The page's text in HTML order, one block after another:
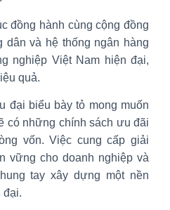
đồng hành cùng cộng đồng
và hệ thống ngân hàng
nghiệp Việt Nam hiện đại,
quả.
đại biểu bày tỏ mong muốn
có những chính sách ưu đãi
vốn. Việc cung cấp giải
vững cho doanh nghiệp và
tay xây dựng một nền
đại.